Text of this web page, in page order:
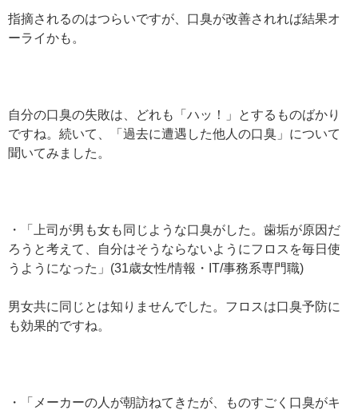
指摘されるのはつらいですが、口臭が改善されれば結果オ
ーライかも。
自分の口臭の失敗は、どれも「ハッ！」とするものばかり
ですね。続いて、「過去に遭遇した他人の口臭」について
聞いてみました。
・「上司が男も女も同じような口臭がした。歯垢が原因だ
ろうと考えて、自分はそうならないようにフロスを毎日使
うようになった」(31歳女性/情報・IT/事務系専門職)
男女共に同じとは知りませんでした。フロスは口臭予防に
も効果的ですね。
・「メーカーの人が朝訪ねてきたが、ものすごく口臭がキ